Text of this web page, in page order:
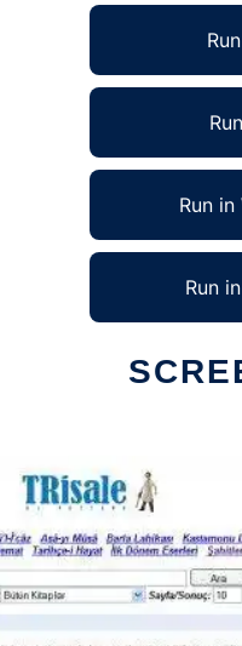
Run
Run